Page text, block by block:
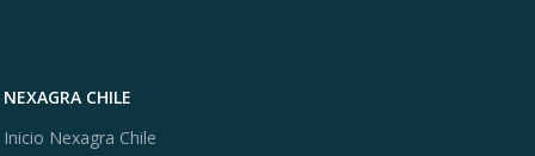
NEXAGRA CHILE
Inicio Nexagra Chile